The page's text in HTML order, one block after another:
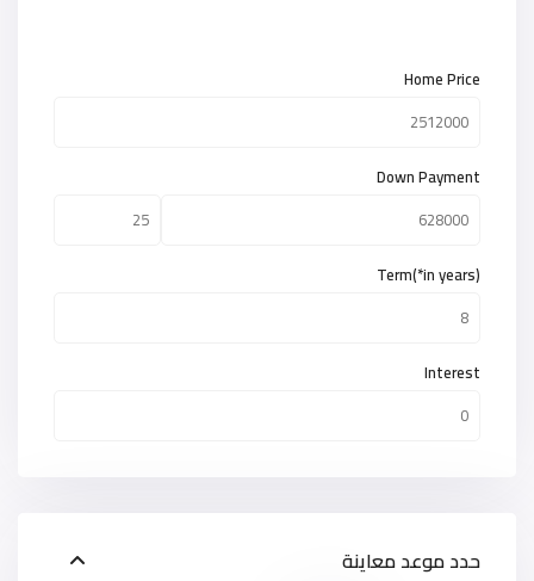
Home Price
Down Payment
Term(*in years)
Interest
حدد موعد معاينة